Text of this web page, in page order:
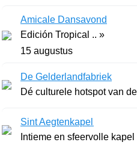
Amicale Dansavond
Edición Tropical .. »
15 augustus
De Gelderlandfabriek
Dé culturele hotspot van
Sint Aegtenkapel
Intieme en sfeervolle